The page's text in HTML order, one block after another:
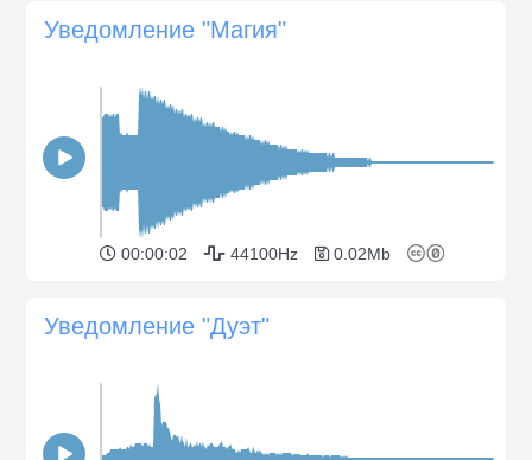
Уведомление "Магия"
00:00:02 44100Hz 0.02Mb
Уведомление "Дуэт"